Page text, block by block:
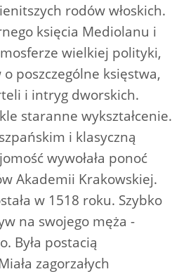
rodów włoskich.
księcia Mediolanu i
wielkiej polityki,
poszczególne księstwa,
i intryg dworskich.
staranne wykształcenie.
i klasyczną
wywołała ponoć
Akademii Krakowskiej.
w 1518 roku. Szybko
na swojego męża -
Była postacią
zagorzałych